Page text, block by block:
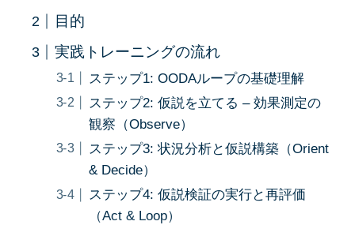
目的
実践トレーニングの流れ
ステップ1: OODAループの基礎理解
ステップ2: 仮説を立てる – 効果測定の
観察（Observe）
ステップ3: 状況分析と仮説構築（Orient
& Decide）
ステップ4: 仮説検証の実行と再評価
（Act & Loop）